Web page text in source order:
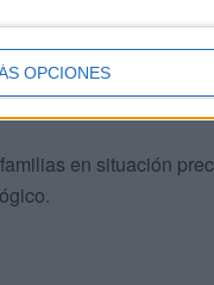
OPCIONES
y que oscilarán
en situación